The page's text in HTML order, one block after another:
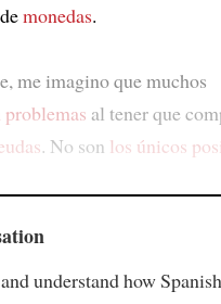
monedas.
me imagino que muchos
problemas al tener que
. No son los únicos
understand how Spanish